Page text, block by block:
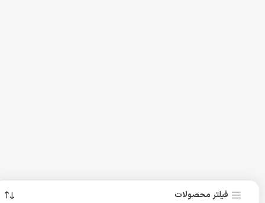
فیلتر محصولات